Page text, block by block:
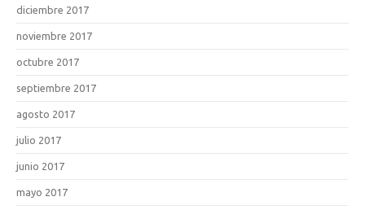
diciembre 2017
noviembre 2017
octubre 2017
septiembre 2017
agosto 2017
julio 2017
junio 2017
mayo 2017